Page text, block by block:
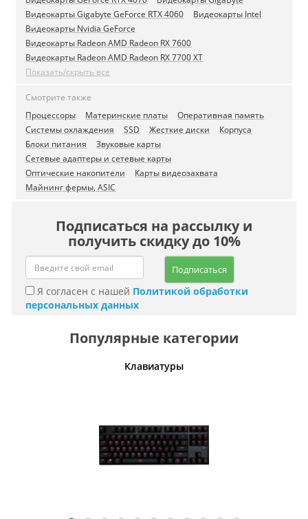
Видеокарты Gigabyte GeForce RTX 4060
Видеокарты Intel
Видеокарты Nvidia GeForce
Видеокарты Radeon AMD Radeon RX 7600
Видеокарты Radeon AMD Radeon RX 7700 XT
Показать/скрыть все
Смотрите также
Процессоры
Материнские платы
Оперативная память
Системы охлаждения
SSD Жесткие диски
Корпуса
Блоки питания
Звуковые карты
Сетевые адаптеры и сетевые карты
Оптические накопители
Карты видеозахвата
Майнинг фермы, ASIC
Подписаться на рассылку и
получить скидку до 10%
Подписаться
Я согласен с нашей Политикой обработки
персональных данных
Популярные категории
Клавиатуры